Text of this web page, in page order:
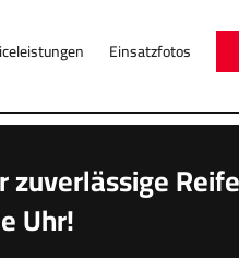
Einsatzfotos
zuverlässige
Uhr!